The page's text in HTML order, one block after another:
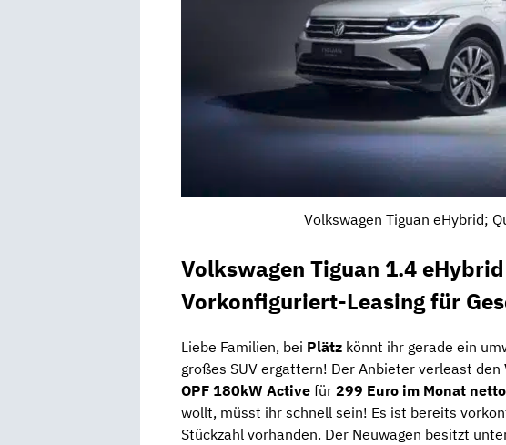
Volkswagen Tiguan eHybrid;
Volkswagen Tiguan 1.4
Vorkonfiguriert-Leasing für
Liebe Familien, bei Plätz könnt ihr gerade ein
großes SUV ergattern! Der Anbieter verleast den
OPF 180kW Active für 299 Euro im Monat netto
wollt, müsst ihr schnell sein! Es ist bereits
Stückzahl vorhanden. Der Neuwagen besitzt